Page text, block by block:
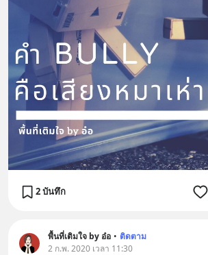
2 บันทึก
พื้นที่เติมใจ by อ๋อ • ติดตาม
2 ก.พ. 2020 เวลา 11:30